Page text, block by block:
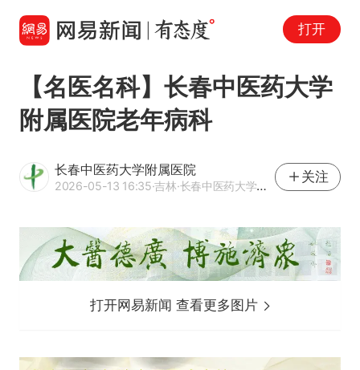
打开
【名医名科】长春中医药大学
附属医院老年病科
长春中医药大学附属医院
2026-05-13 16:35·吉林·长春中医药大学附属医院官方网易号
关注
打开网易新闻 查看更多图片